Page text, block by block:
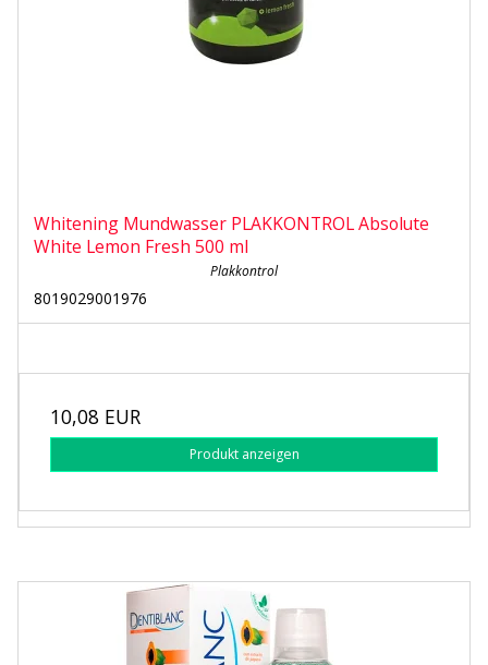
Whitening Mundwasser PLAKKONTROL Absolute
White Lemon Fresh 500 ml
Plakkontrol
8019029001976
10,08 EUR
Produkt anzeigen